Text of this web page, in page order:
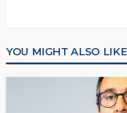
YOU MIGHT ALSO LIKE